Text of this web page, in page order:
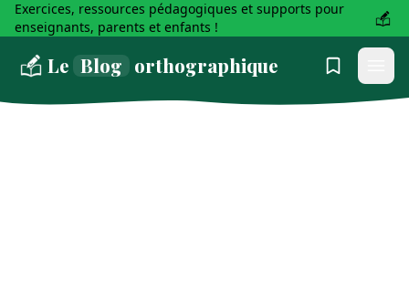
Exercices, ressources pédagogiques et supports pour
enseignants, parents et enfants !
Le Blog orthographique